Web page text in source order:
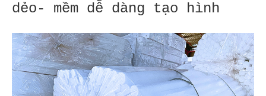
dẻo- mềm dễ dàng tạo hình